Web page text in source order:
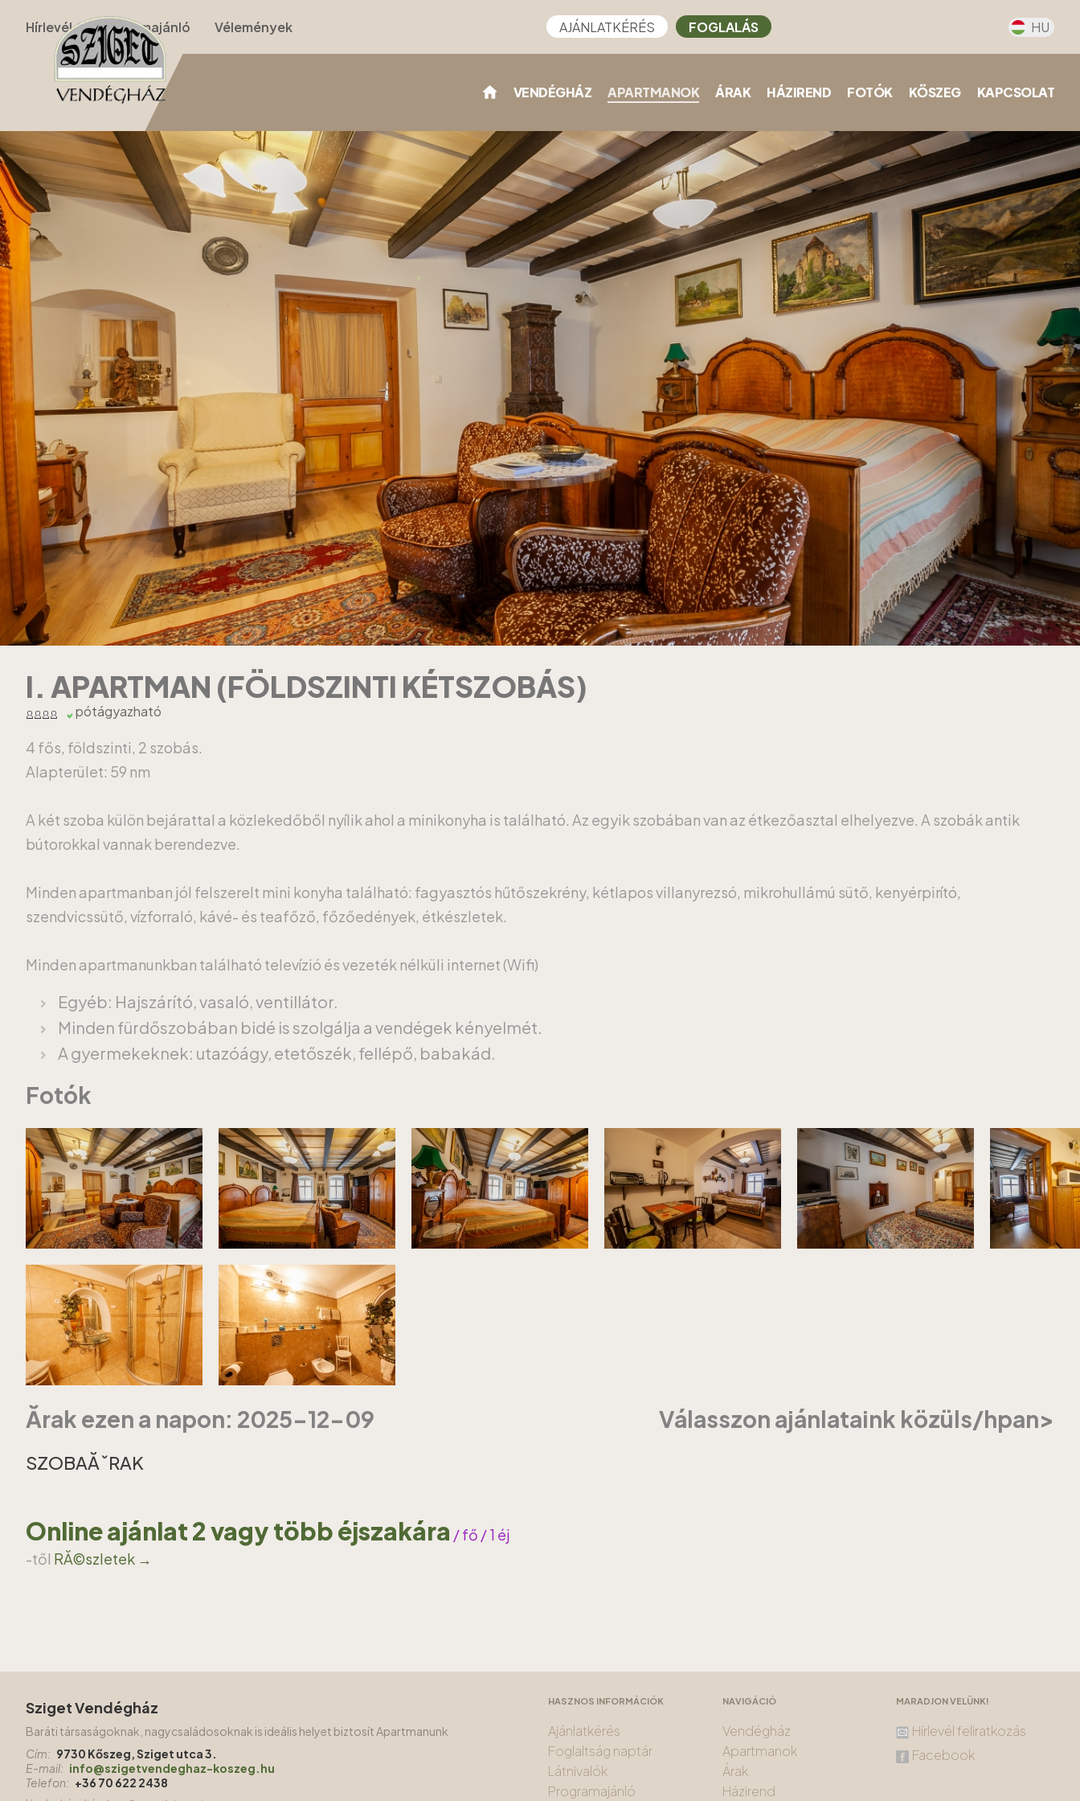
Hírlevél Programajánló Vélemények AJÁNLATKÉRÉS FOGLALÁS HU
VENDÉGHÁZ APARTMANOK ÁRAK HÁZIREND FOTÓK KŐSZEG KAPCSOLAT
Apartmanok › I. Apartman (földszinti kétszobás)
I. APARTMAN (FÖLDSZINTI KÉTSZOBÁS)
pótágyazható
4 fős, földszinti, 2 szobás.
Alapterület: 59 nm
A két szoba külön bejárattal a közlekedőből nyílik ahol a minikonyha is található. Az egyik szobában van az étkezőasztal elhelyezve. A szobák antik
bútorokkal vannak berendezve.
Minden apartmanban jól felszerelt mini konyha található: fagyasztós hűtőszekrény, kétlapos villanyrezsó, mikrohullámú sütő, kenyérpirító,
szendvicssütő, vízforraló, kávé- és teafőző, főzőedények, étkészletek.
Minden apartmanunkban található televízió és vezeték nélküli internet (Wifi)
Egyéb: Hajszárító, vasaló, ventillátor.
Minden fürdőszobában bidé is szolgálja a vendégek kényelmét.
A gyermekeknek: utazóágy, etetőszék, fellépő, babakád.
Fotók
Ărak ezen a napon: 2025-12-09 Válasszon ajánlataink közüls/hpan>
SZOBAĂˇRAK
Online ajánlat 2 vagy több éjszakára / fő / 1 éj
-től RĂ©szletek →
Sziget Vendégház
Baráti társaságoknak, nagycsaládosoknak is ideális helyet biztosít Apartmanunk
Cím: 9730 Kőszeg, Sziget utca 3.
E-mail: info@szigetvendeghaz-koszeg.hu
Telefon: +36 70 622 2438
HASZNOS INFORMÁCIÓK
Ajánlatkérés
Foglaltság naptár
Látnivalók
Programajánló
NAVIGÁCIÓ
Vendégház
Apartmanok
Árak
Házirend
MARADJON VELÜNK!
Hírlevél feliratkozás
Facebook